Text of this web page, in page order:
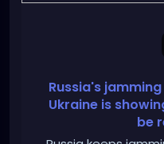
Russia's
Ukraine is
be